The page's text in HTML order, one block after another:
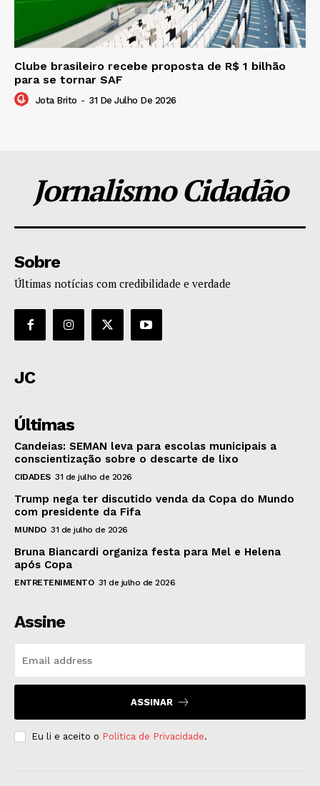
Clube brasileiro recebe proposta de R$ 1 bilhão
para se tornar SAF
Jota Brito - 31 De Julho De 2026
Jornalismo Cidadão
Sobre
Últimas notícias com credibilidade e verdade
JC
Últimas
Candeias: SEMAN leva para escolas municipais a
conscientização sobre o descarte de lixo
CIDADES 31 de julho de 2026
Trump nega ter discutido venda da Copa do Mundo
com presidente da Fifa
MUNDO 31 de julho de 2026
Bruna Biancardi organiza festa para Mel e Helena
após Copa
ENTRETENIMENTO 31 de julho de 2026
Assine
ASSINAR
Eu li e aceito o Politica de Privacidade.